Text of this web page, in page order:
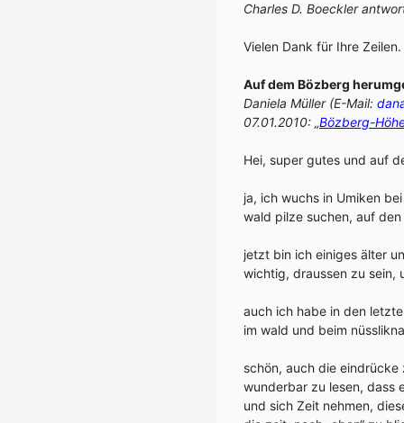
Charles D. Boeckler
Vielen Dank für Ihre
Auf dem Bözberg
Daniela Müller (E-Mail:
07.01.2010: „Bözberg-
Hei, super gutes und auf
ja, ich wuchs in Umiken
wald pilze suchen, auf
jetzt bin ich einiges älter
wichtig, draussen zu sein,
auch ich habe in den
im wald und beim
schön, auch die
wunderbar zu lesen, dass
und sich Zeit nehmen,